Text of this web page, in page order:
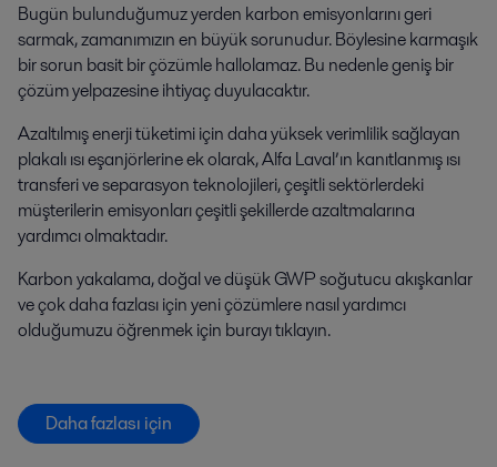
Bugün bulunduğumuz yerden karbon emisyonlarını geri
sarmak, zamanımızın en büyük sorunudur. Böylesine karmaşık
bir sorun basit bir çözümle hallolamaz. Bu nedenle geniş bir
çözüm yelpazesine ihtiyaç duyulacaktır.
Azaltılmış enerji tüketimi için daha yüksek verimlilik sağlayan
plakalı ısı eşanjörlerine ek olarak, Alfa Laval’ın kanıtlanmış ısı
transferi ve separasyon teknolojileri, çeşitli sektörlerdeki
müşterilerin emisyonları çeşitli şekillerde azaltmalarına
yardımcı olmaktadır.
Karbon yakalama, doğal ve düşük GWP soğutucu akışkanlar
ve çok daha fazlası için yeni çözümlere nasıl yardımcı
olduğumuzu öğrenmek için burayı tıklayın.
Daha fazlası için